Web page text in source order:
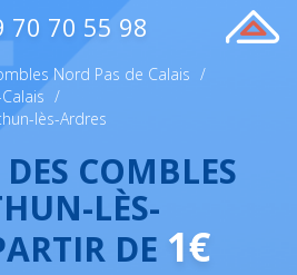
70 70 55 98
Nord Pas de Calais /
/
lès-Ardres
COMBLES
LÈS-
DE 1€